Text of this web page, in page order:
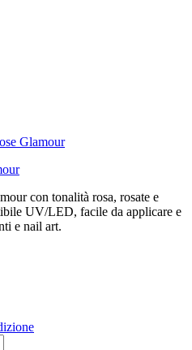
con tonalità rosa, rosate e
UV/LED, facile da applicare e
e nail art.